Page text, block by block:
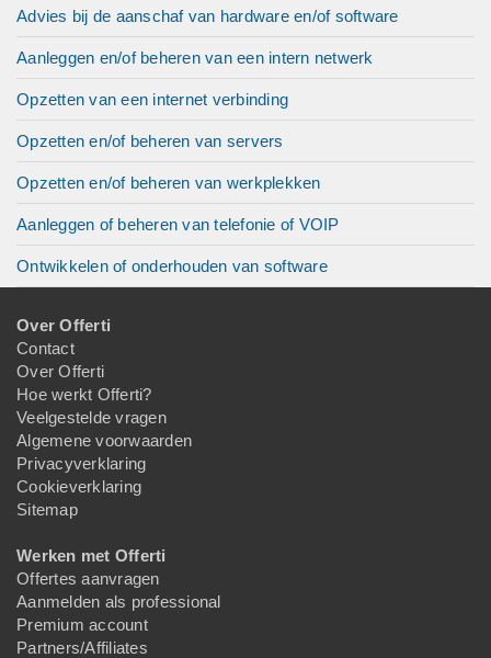
Advies bij de aanschaf van hardware en/of software
Aanleggen en/of beheren van een intern netwerk
Opzetten van een internet verbinding
Opzetten en/of beheren van servers
Opzetten en/of beheren van werkplekken
Aanleggen of beheren van telefonie of VOIP
Ontwikkelen of onderhouden van software
Over Offerti
Contact
Over Offerti
Hoe werkt Offerti?
Veelgestelde vragen
Algemene voorwaarden
Privacyverklaring
Cookieverklaring
Sitemap
Werken met Offerti
Offertes aanvragen
Aanmelden als professional
Premium account
Partners/Affiliates